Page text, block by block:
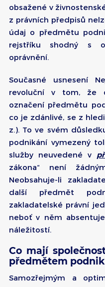
obsažené v
z právních předpisů
údaj o předmětu
rejstříku shodný s
oprávnění.
Současné usnesení
revoluční v tom, že
označení předmětu
co je zdánlivé, se z
z.). To ve svém
podnikání vymezený
služby neuvedené v
zákona“ není
Neobsahuje-li
další předmět
zakladatelské právní
neboť v něm
náležitostí.
Co mají
předmětem
Samozřejmým a